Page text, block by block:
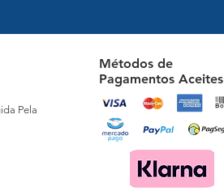
Pela
Métodos de
Pagamentos Aceites